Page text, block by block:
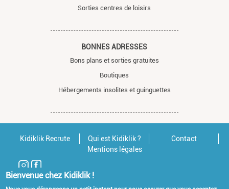
Sorties centres de loisirs
BONNES ADRESSES
Bons plans et sorties gratuites
Boutiques
Hébergements insolites et guinguettes
Kidiklik Recrute Qui est Kidiklik ?
Contact
Mentions légales
Bienvenue chez Kidiklik !